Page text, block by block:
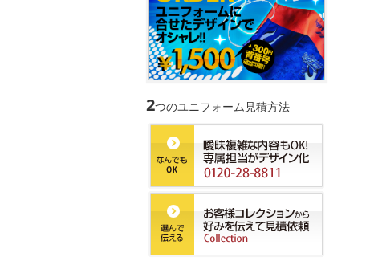
2つのユニフォーム見積方法